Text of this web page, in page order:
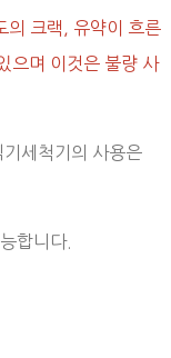
의 크랙, 유약이 흐른
으며 이것은 불량 사
세척기의 사용은
합니다.